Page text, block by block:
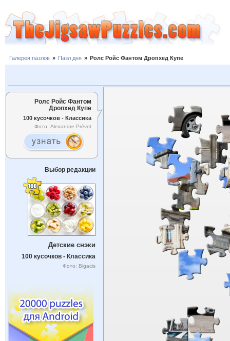
Галерея пазлов » Пазл дня » Ролс Ройс Фантом Дропхед Купе
Ролс Ройс Фантом
Дропхед Купе
100 кусочков - Классика
Фото: Alexandre Prévot
Выбор редакции
Детские снэки
100 кусочков - Классика
Фото: Bigacis